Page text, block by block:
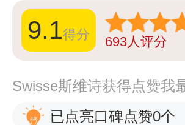
9.1得分 693人评分
Swisse斯维诗获得点赞我
已点亮口碑点赞0个